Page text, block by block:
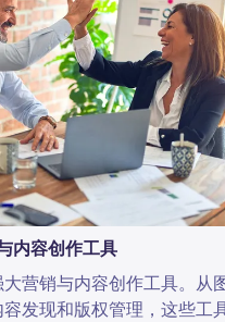
内容创作工具
营销与内容创作工具。从
发现和版权管理，这些工